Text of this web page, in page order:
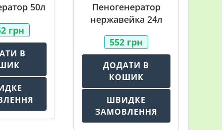
50л
грн
В
Пеногенератор
нержавейка 24л
552 грн
ДОДАТИ В
КОШИК
ШВИДКЕ
ЗАМОВЛЕННЯ